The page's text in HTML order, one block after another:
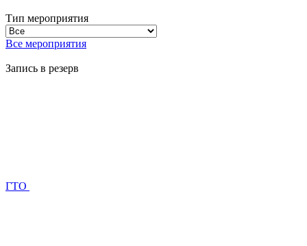
Тип мероприятия
Все мероприятия
Запись в резерв
ГТО